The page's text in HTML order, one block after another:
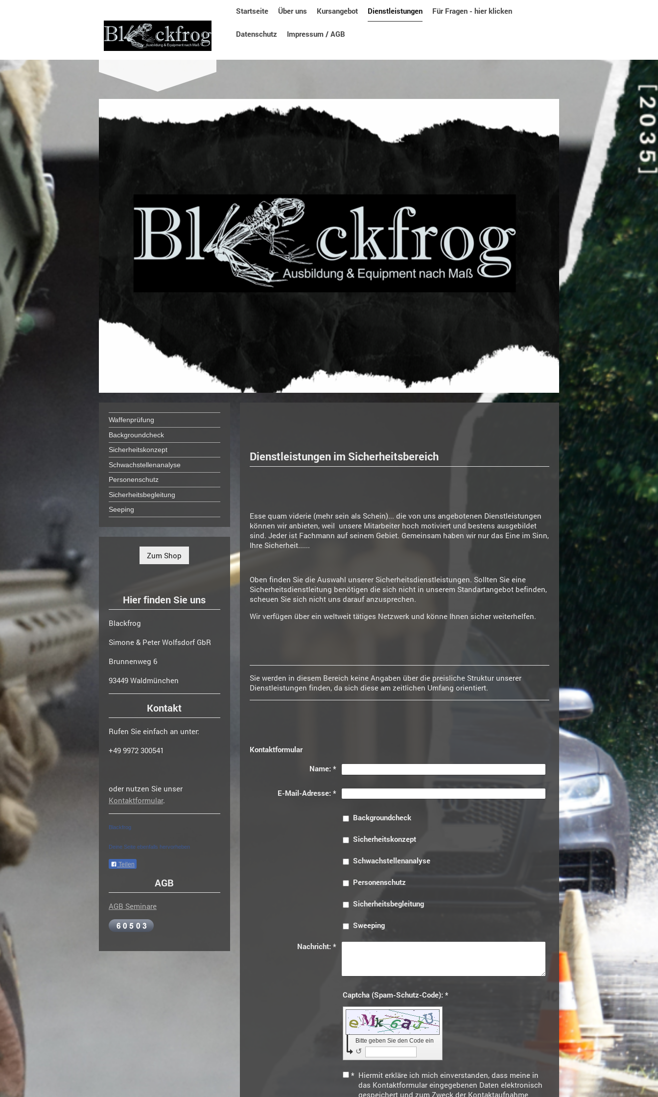
Startseite Über uns Kursangebot Dienstleistungen Für Fragen - hier klicken
Datenschutz Impressum / AGB
Dienstleistungen im Sicherheitsbereich
Esse quam viderie (mehr sein als Schein)... die von uns angebotenen Dienstleistungen
können wir anbieten, weil unsere Mitarbeiter hoch motiviert und bestens ausgebildet
sind. Jeder ist Fachmann auf seinem Gebiet. Gemeinsam haben wir nur das Eine im Sinn,
Ihre Sicherheit......
Oben finden Sie die Auswahl unserer Sicherheitsdienstleistungen. Sollten Sie eine
Sicherheitsdienstleitung benötigen die sich nicht in unserem Standartangebot befinden,
scheuen Sie sich nicht uns darauf anzusprechen.
Wir verfügen über ein weltweit tätiges Netzwerk und könne Ihnen sicher weiterhelfen.
Sie werden in diesem Bereich keine Angaben über die preisliche Struktur unserer
Dienstleistungen finden, da sich diese am zeitlichen Umfang orientiert.
Kontaktformular
Name: *
E-Mail-Adresse: *
Backgroundcheck
Sicherheitskonzept
Schwachstellenanalyse
Personenschutz
Sicherheitsbegleitung
Sweeping
Nachricht: *
Captcha (Spam-Schutz-Code): *
Bitte geben Sie den Code ein
↺
* Hiermit erkläre ich mich einverstanden, dass meine in
das Kontaktformular eingegebenen Daten elektronisch
gespeichert und zum Zweck der Kontaktaufnahme
Waffenprüfung
Backgroundcheck
Sicherheitskonzept
Schwachstellenanalyse
Personenschutz
Sicherheitsbegleitung
Seeping
Zum Shop
Hier finden Sie uns
Blackfrog
Simone & Peter Wolfsdorf GbR
Brunnenweg 6
93449 Waldmünchen
Kontakt
Rufen Sie einfach an unter:
+49 9972 300541
oder nutzen Sie unser
Kontaktformular.
Blackfrog
Deine Seite ebenfalls hervorheben
Teilen
AGB
AGB Seminare